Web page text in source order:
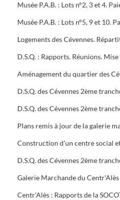
Musée P.A.B. : Lots n°2, 3 et 4.
Musée P.A.B. : Lots n°5, 9 et 10.
Logements des Cévennes.
Aménagement du quartier des
D.S.Q. des Cévennes 2ème
D.S.Q. des Cévennes 2ème
D.S.Q. des Cévennes 2ème
Centr'Alès : Rapports de la